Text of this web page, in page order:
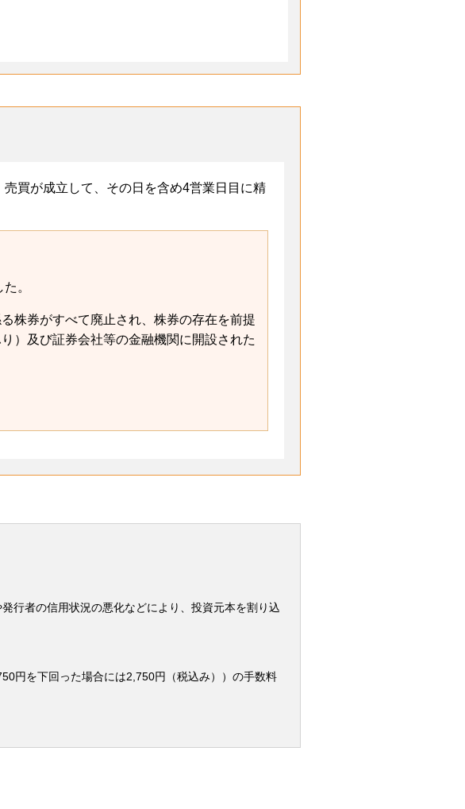
買が成立して、その日を含め4営業日目に精
。
株券がすべて廃止され、株券の存在を前提
り）及び証券会社等の金融機関に開設された
行者の信用状況の悪化などにより、投資元本を割り込
円を下回った場合には2,750円（税込み））の手数料